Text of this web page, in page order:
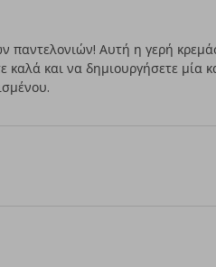
παντελονιών! Αυτή η γερή
καλά και να δημιουργήσετε μία